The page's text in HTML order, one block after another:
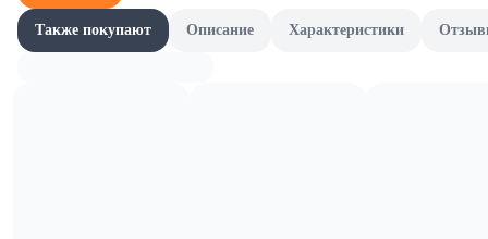
Также покупают Описание Характеристики